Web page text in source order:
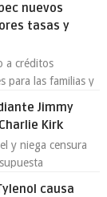
nuevos
tasas y
a créditos
para las familias y
Jimmy
Kirk
y niega censura
causa